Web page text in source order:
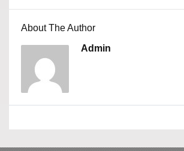
About The Author
Admin